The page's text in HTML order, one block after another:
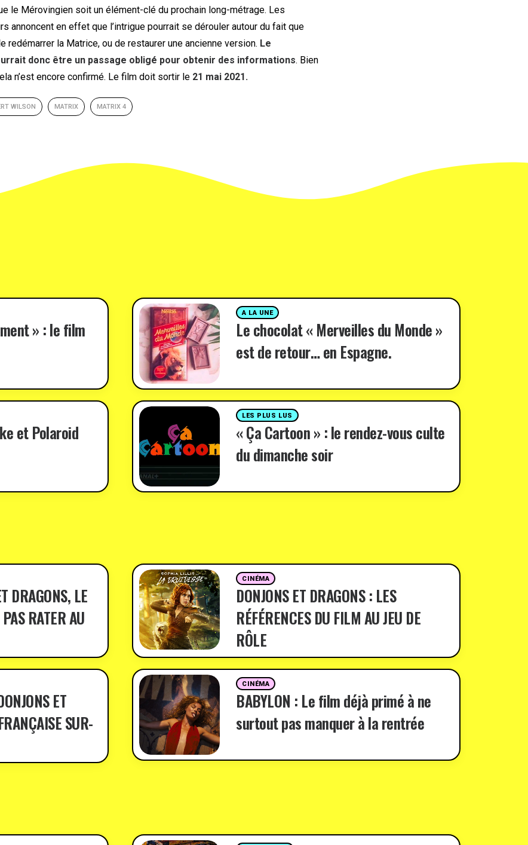
le Mérovingien soit un élément-clé du prochain long-métrage. Les
annoncent en effet que l’intrigue pourrait se dérouler autour du fait que
redémarrer la Matrice, ou de restaurer une ancienne version. Le
donc être un passage obligé pour obtenir des informations. Bien
n’est encore confirmé. Le film doit sortir le 21 mai 2021.
WILSON MATRIX MATRIX 4
» : le film
A LA UNE
Le chocolat « Merveilles du Monde »
est de retour… en Espagne.
et Polaroid
LES PLUS LUS
« Ça Cartoon » : le rendez-vous culte
du dimanche soir
DRAGONS, LE
RATER AU
CINÉMA
DONJONS ET DRAGONS : LES
RÉFÉRENCES DU FILM AU JEU DE
RÔLE
ET
SUR-
CINÉMA
BABYLON : Le film déjà primé à ne
surtout pas manquer à la rentrée